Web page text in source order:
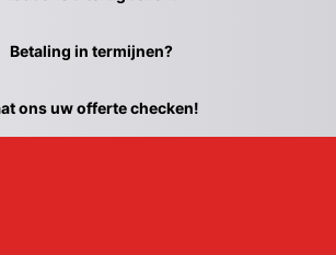
Betaling in termijnen?
ons uw offerte checken!